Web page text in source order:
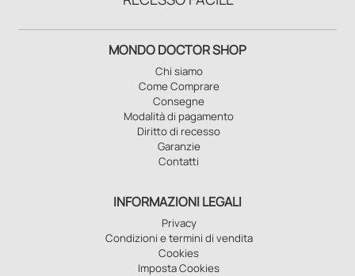
MONDO DOCTOR SHOP
Chi siamo
Come Comprare
Consegne
Modalità di pagamento
Diritto di recesso
Garanzie
Contatti
INFORMAZIONI LEGALI
Privacy
Condizioni e termini di vendita
Cookies
Imposta Cookies